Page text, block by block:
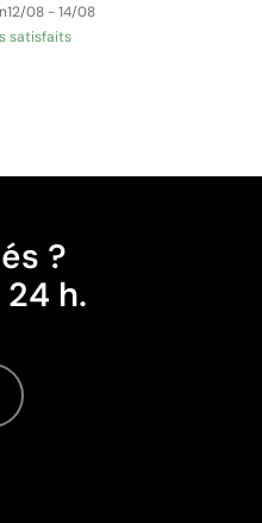
12/08 - 14/08
satisfaits
?
h.